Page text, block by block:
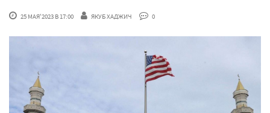
25 МАЯ'2023 В 17:00 ЯКУБ ХАДЖИЧ 0